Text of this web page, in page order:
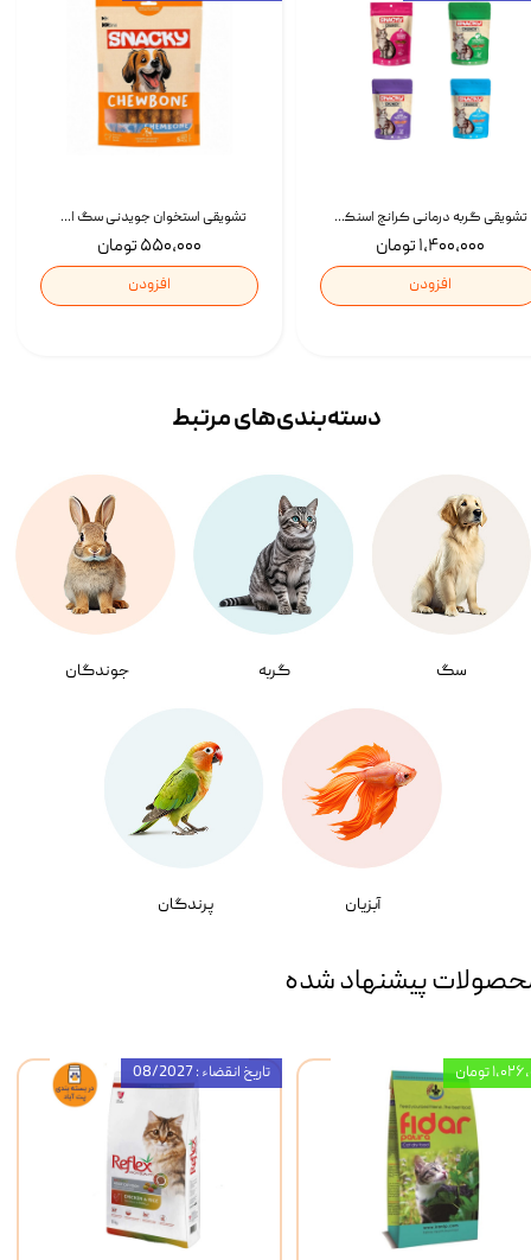
تشویقی استخوان جویدنی سگ اسنکی کرانچی با طعم مرغ Snacky Crunchy Munchy وزن 100 گرم
۵۵۰,۰۰۰ تومان
افزودن
تشویقی گربه درمانی کرانچ اسنکی با طعم میکس Snacky Crunch Cat Treats وزن 60 گرم بسته 4 عددی
۱,۴۰۰,۰۰۰ تومان
افزودن
سگ گربه جوندگان
آبزیان پرندگان
دسته‌بندی‌‌های مرتبط
پیشنهاد شده
تاریخ انقضاء : 08/2027 تومان